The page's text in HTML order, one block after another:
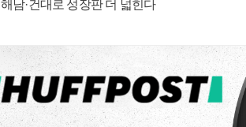
해남·건대로 성장판 더 넓힌다